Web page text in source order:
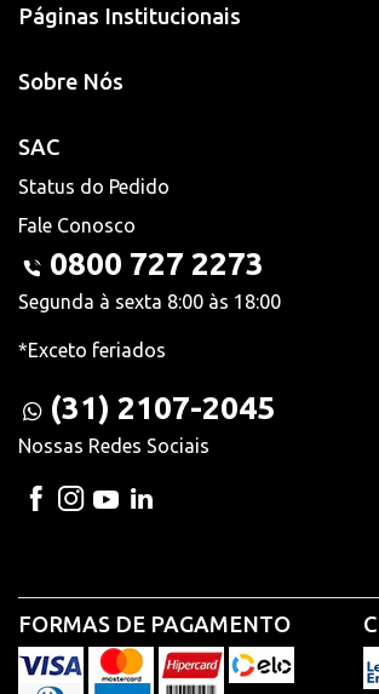
Páginas Institucionais
Sobre Nós
SAC
Status do Pedido
Fale Conosco
0800 727 2273
Segunda à sexta 8:00 às 18:00
*Exceto feriados
(31) 2107-2045
Nossas Redes Sociais
FORMAS DE PAGAMENTO